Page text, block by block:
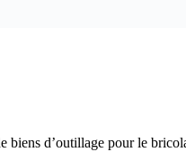
d’outillage pour le